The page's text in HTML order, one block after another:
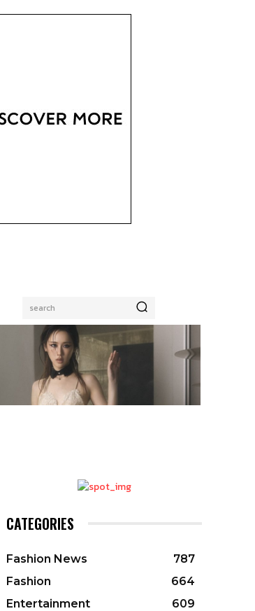
search
CATEGORIES
Fashion News
787
Fashion
664
Entertainment
609